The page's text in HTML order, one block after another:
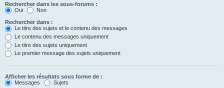
Rechercher dans les sous-forums :
Oui
Non
Rechercher dans :
Le titre des sujets et le contenu des messages
Le contenu des messages uniquement
Le titre des sujets uniquement
Le premier message des sujets uniquement
Afficher les résultats sous forme de :
Messages
Sujets